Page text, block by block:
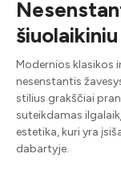
Modernios klasikos
nesenstantis
stilius grakščiai
suteikdamas
estetika, kuri yra
dabartyje.